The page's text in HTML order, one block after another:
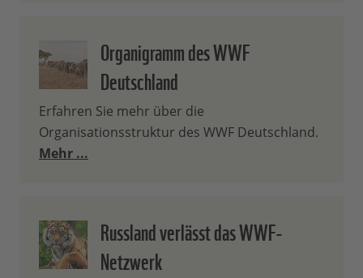
Organigramm des WWF
Deutschland
Erfahren Sie mehr über die
Organisationsstruktur des WWF Deutschland.
Mehr ...
Russland verlässt das WWF-
Netzwerk